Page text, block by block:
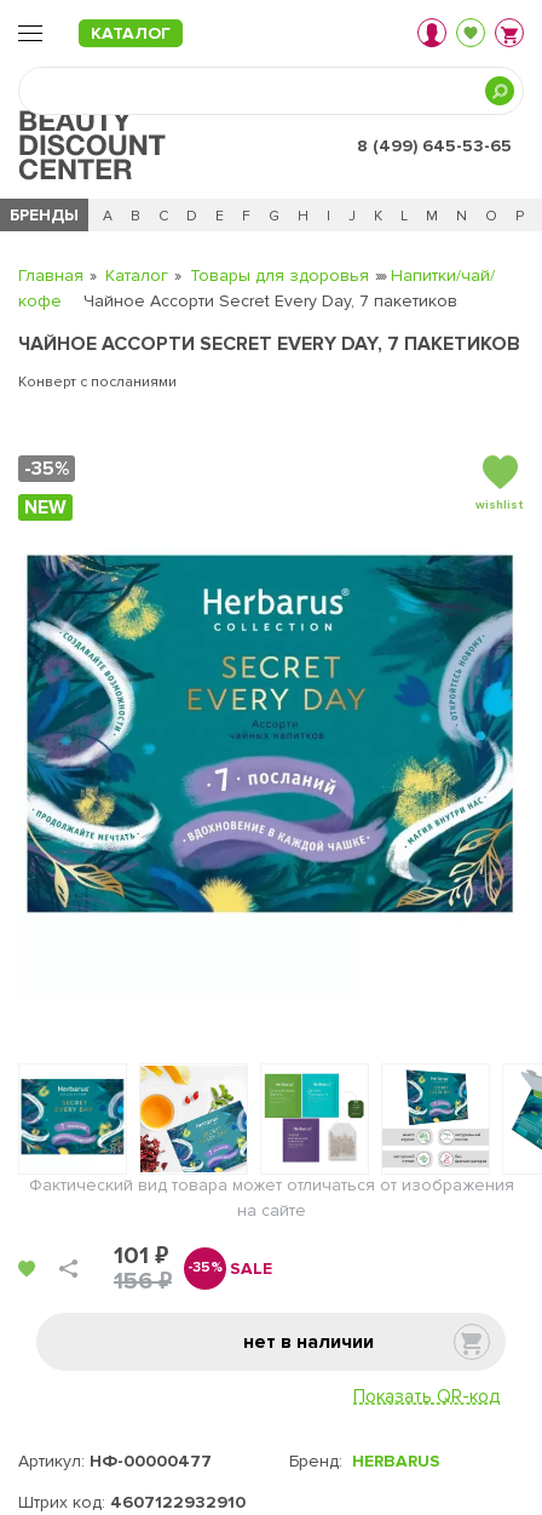
КАТАЛОГ
8 (499) 645-53-65
БРЕНДЫ
Ч 0 - 9 A B C D E F G H I J K L M N O P
Главная Каталог Товары для здоровья
Напитки/чай/
кофе
Чайное Ассорти Secret Every Day, 7 пакетиков
ЧАЙНОЕ АССОРТИ SECRET EVERY DAY, 7 ПАКЕТИКОВ
Конверт с посланиями
-35%
NEW
wishlist
Фактический вид товара может отличаться от изображения
на сайте
101 ₽
156 ₽
-35% SALE
нет в наличии
Показать QR-код
Артикул: НФ-00000477
Штрих код: 4607122932910
Бренд: HERBARUS